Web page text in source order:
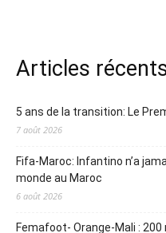
Articles
5 ans de la transition: Le
7 août 2026
Fifa-Maroc: Infantino n’a
monde au Maroc
6 août 2026
Femafoot- Orange-Mali :